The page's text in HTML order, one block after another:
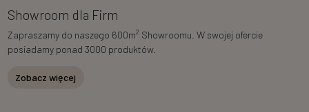
Showroom dla Firm
Zapraszamy do naszego 600m2 Showroomu. W swojej ofercie
posiadamy ponad 3000 produktów.
Zobacz więcej